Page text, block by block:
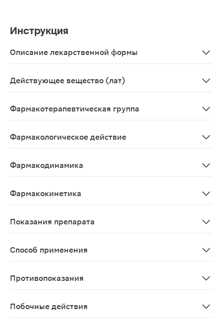
Инструкция
Описание лекарственной формы
Действующее вещество (лат)
Фармакотерапевтическая группа
Фармакологическое действие
Фармакодинамика
Фармакокинетика
Показания препарата
Способ применения
Противопоказания
Побочные действия